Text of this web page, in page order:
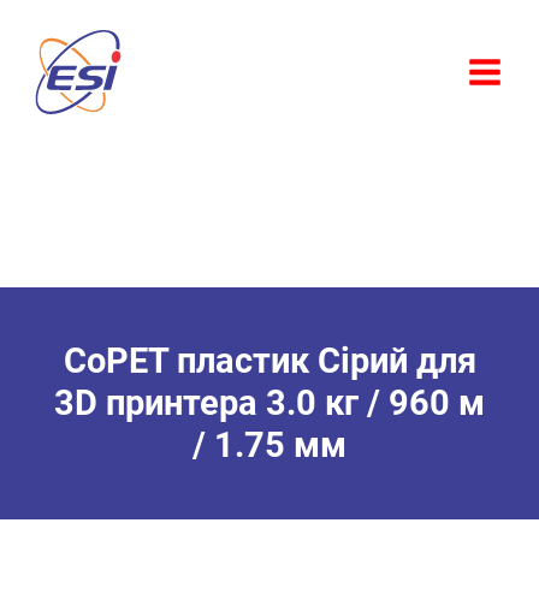
вмісту
CoPET пластик Сірий для
3D принтера 3.0 кг / 960 м
/ 1.75 мм
Розпродаж!